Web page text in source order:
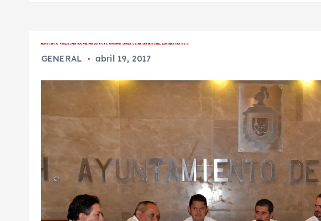
MUNICIPIO PAGA AL MES 900 MIL PESOS POR CONSUMO DE GASOLINA DE PERSONAL ADMINISTRATIVO
GENERAL abril 19, 2017